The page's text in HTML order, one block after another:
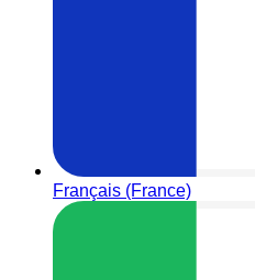
Français (France)